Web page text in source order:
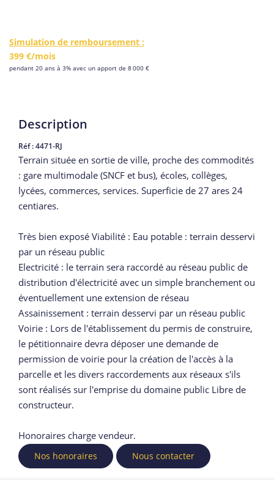
Simulation de remboursement :
399 €/mois
pendant 20 ans à 3% avec un apport de 8 000 €
Description
Réf : 4471-RJ
Terrain située en sortie de ville, proche des commodités
: gare multimodale (SNCF et bus), écoles, collèges,
lycées, commerces, services. Superficie de 27 ares 24
centiares.
Très bien exposé Viabilité : Eau potable : terrain desservi
par un réseau public
Electricité : le terrain sera raccordé au réseau public de
distribution d'électricité avec un simple branchement ou
éventuellement une extension de réseau
Assainissement : terrain desservi par un réseau public
Voirie : Lors de l'établissement du permis de construire,
le pétitionnaire devra déposer une demande de
permission de voirie pour la création de l'accès à la
parcelle et les divers raccordements aux réseaux s'ils
sont réalisés sur l'emprise du domaine public Libre de
constructeur.
Honoraires charge vendeur.
Nos honoraires Nous contacter